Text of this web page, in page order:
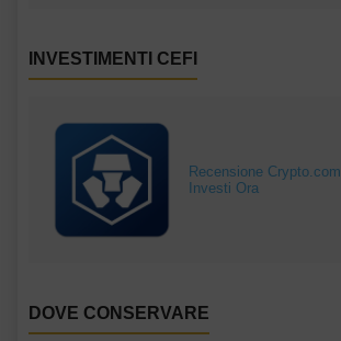
INVESTIMENTI CEFI
Recensione Crypto.com
Investi Ora
DOVE CONSERVARE